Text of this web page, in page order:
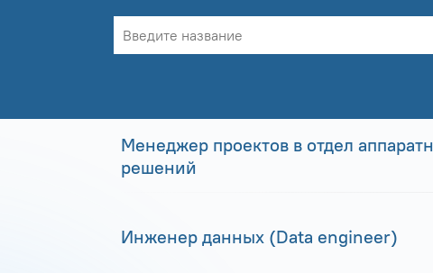
Менеджер проектов в отдел
решений
Инженер данных (Data engineer)